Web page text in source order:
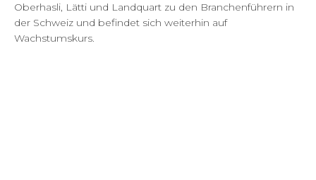
Oberhasli, Lätti und Landquart zu den Branchenführern in
der Schweiz und befindet sich weiterhin auf
Wachstumskurs.